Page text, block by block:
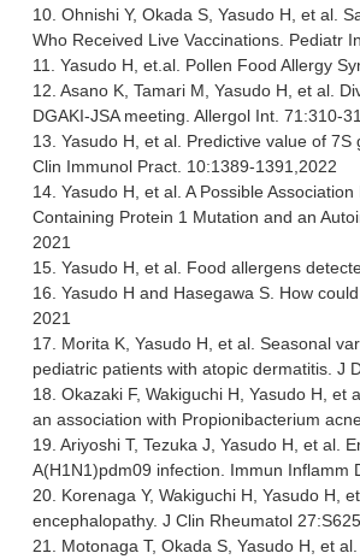
10. Ohnishi Y, Okada S, Yasudo H, et al.
Who Received Live Vaccinations. Pediatr
11. Yasudo H, et.al. Pollen Food Allergy
12. Asano K, Tamari M, Yasudo H, et al.
DGAKI-JSA meeting. Allergol Int. 71:310-
13. Yasudo H, et al. Predictive value of
Clin Immunol Pract. 10:1389-1391,2022
14. Yasudo H, et al. A Possible
Containing Protein 1 Mutation and an
2021
15. Yasudo H, et al. Food allergens
16. Yasudo H and Hasegawa S. How
2021
17. Morita K, Yasudo H, et al. Seasonal
pediatric patients with atopic dermatitis. J
18. Okazaki F, Wakiguchi H, Yasudo H,
an association with Propionibacterium
19. Ariyoshi T, Tezuka J, Yasudo H, et al.
A(H1N1)pdm09 infection. Immun
20. Korenaga Y, Wakiguchi H, Yasudo H,
encephalopathy. J Clin Rheumatol
21. Motonaga T, Okada S, Yasudo H, et